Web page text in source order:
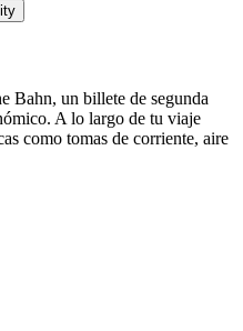
Bahn, un billete de segunda
A lo largo de tu viaje
como tomas de corriente, aire